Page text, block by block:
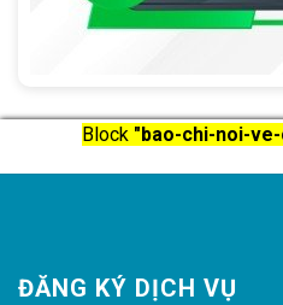
Block "bao-chi-noi-
ĐĂNG KÝ DỊCH VỤ